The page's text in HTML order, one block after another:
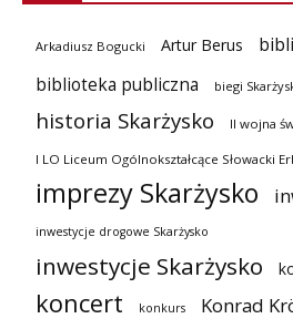
Arkadiusz Bogucki Artur Berus
biblioteka publiczna
biegi
historia Skarżysko II wojna
I LO Liceum Ogólnokształcące Słowacki
imprezy Skarżysko
inwestycje drogowe Skarżysko
inwestycje Skarżysko
koncert konkurs Konrad